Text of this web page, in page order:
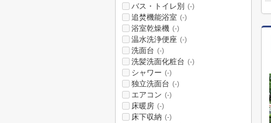
バス・トイレ別 (-)
追焚機能浴室 (-)
浴室乾燥機 (-)
温水洗浄便座 (-)
洗面台 (-)
洗髪洗面化粧台 (-)
シャワー (-)
独立洗面台 (-)
エアコン (-)
床暖房 (-)
床下収納 (-)